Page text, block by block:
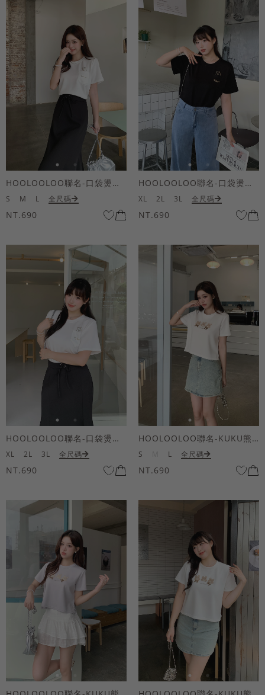
HOOLOOLOO聯名-口袋燙金KUKU熊短袖上衣
S M L 全尺碼
NT.690
HOOLOOLOO聯名-口袋燙金KUKU熊短袖上衣
XL 2L 3L 全尺碼
NT.690
HOOLOOLOO聯名-口袋燙金KUKU熊短袖上衣
XL 2L 3L 全尺碼
NT.690
HOOLOOLOO聯名-KUKU熊蝴蝶結短袖上衣
S L 全尺碼
NT.690